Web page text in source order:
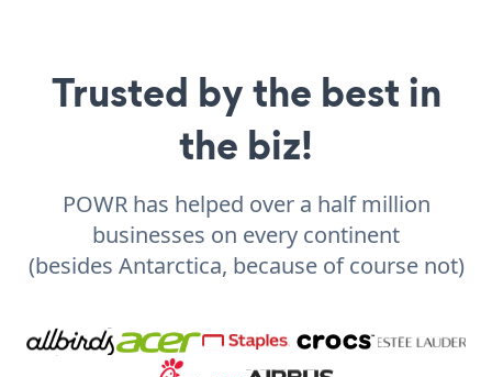
Trusted by the best in
the biz!
POWR has helped over a half million
businesses on every continent
(besides Antarctica, because of course not)